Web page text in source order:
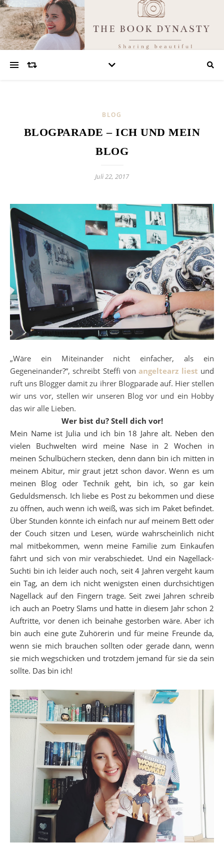
BLOG
BLOGPARADE – ICH UND MEIN
BLOG
Juli 22, 2017
„Wäre ein Miteinander nicht einfacher, als ein
Gegeneinander?“, schreibt Steffi vonangeltearz liest und
ruft uns Blogger damit zu ihrer Blogparade auf. Hier stellen
wir uns vor, stellen wir unseren Blog vor und ein Hobby
das wir alle Lieben.
Wer bist du? Stell dich vor!
Mein Name ist Julia und ich bin 18 Jahre alt. Neben den
vielen Buchwelten wird meine Nase in 2 Wochen in
meinen Schulbüchern stecken, denn dann bin ich mitten in
meinem Abitur, mir graut jetzt schon davor. Wenn es um
meinen Blog oder Technik geht, bin ich, so gar kein
Geduldsmensch. Ich liebe es Post zu bekommen und diese
zu öffnen, auch wenn ich weiß, was sich im Paket befindet.
Über Stunden könnte ich einfach nur auf meinem Bett oder
der Couch sitzen und Lesen, würde wahrscheinlich nicht
mal mitbekommen, wenn meine Familie zum Einkaufen
fährt und sich von mir verabschiedet. Und ein Nagellack-
Suchti bin ich leider auch noch, seit 4 Jahren vergeht kaum
ein Tag, an dem ich nicht wenigsten einen durchsichtigen
Nagellack auf den Fingern trage. Seit zwei Jahren schreib
ich auch an Poetry Slams und hatte in diesem Jahr schon 2
Auftritte, vor denen ich beinahe gestorben wäre. Aber ich
bin auch eine gute Zuhörerin und für meine Freunde da,
wenn sie mich brauchen sollten oder gerade dann, wenn
sie mich wegschicken und trotzdem jemand für sie da sein
sollte. Das bin ich!